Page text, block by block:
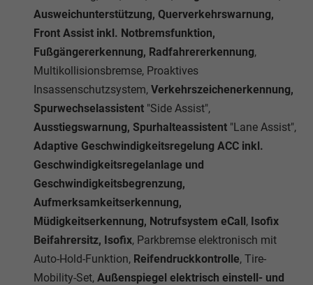
Ausweichunterstützung, Querverkehrswarnung,
Front Assist inkl. Notbremsfunktion,
Fußgängererkennung, Radfahrererkennung,
Multikollisionsbremse, Proaktives
Insassenschutzsystem, Verkehrszeichenerkennung,
Spurwechselassistent "Side Assist",
Ausstiegswarnung, Spurhalteassistent "Lane Assist",
Adaptive Geschwindigkeitsregelung ACC inkl.
Geschwindigkeitsregelanlage und
Geschwindigkeitsbegrenzung,
Aufmerksamkeitserkennung,
Müdigkeitserkennung, Notrufsystem eCall, Isofix
Beifahrersitz, Isofix, Parkbremse elektronisch mit
Auto-Hold-Funktion, Reifendruckkontrolle, Tire-
Mobility-Set, Außenspiegel elektrisch einstell- und